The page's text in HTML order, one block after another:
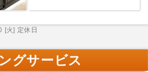
[火] 定休日
グサービス